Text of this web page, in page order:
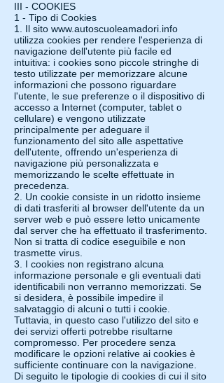
III - COOKIES
1 - Tipo di Cookies
1. Il sito www.autoscuoleamadori.info
utilizza cookies per rendere l'esperienza di
navigazione dell'utente più facile ed
intuitiva: i cookies sono piccole stringhe di
testo utilizzate per memorizzare alcune
informazioni che possono riguardare
l'utente, le sue preferenze o il dispositivo di
accesso a Internet (computer, tablet o
cellulare) e vengono utilizzate
principalmente per adeguare il
funzionamento del sito alle aspettative
dell'utente, offrendo un'esperienza di
navigazione più personalizzata e
memorizzando le scelte effettuate in
precedenza.
2. Un cookie consiste in un ridotto insieme
di dati trasferiti al browser dell'utente da un
server web e può essere letto unicamente
dal server che ha effettuato il trasferimento.
Non si tratta di codice eseguibile e non
trasmette virus.
3. I cookies non registrano alcuna
informazione personale e gli eventuali dati
identificabili non verranno memorizzati. Se
si desidera, è possibile impedire il
salvataggio di alcuni o tutti i cookie.
Tuttavia, in questo caso l'utilizzo del sito e
dei servizi offerti potrebbe risultarne
compromesso. Per procedere senza
modificare le opzioni relative ai cookies è
sufficiente continuare con la navigazione.
Di seguito le tipologie di cookies di cui il sito